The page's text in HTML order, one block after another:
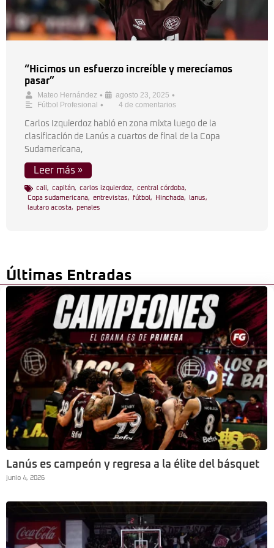
“Hicimos un esfuerzo increíble y merecíamos
pasar”
Mateo Hernández • agosto 23, 2025 •
Fútbol Profesional • 4 de comentarios
Carlos Izquierdoz habló en zona mixta luego de la
clasificación de Lanús a cuartos de final de la Copa
Sudamericana,
Leer más »
cali, capitán, carlos izquierdoz, central córdoba,
Copa sudamericana, entrevistas, fútbol , Hinchada, lanus,
lautaro acosta, penales
Últimas Entradas
Lanús es campeón y regresa a la élite del básquet
junio 4, 2026